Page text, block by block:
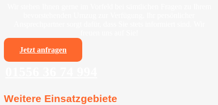
Jetzt anfragen
Weitere Einsatzgebiete